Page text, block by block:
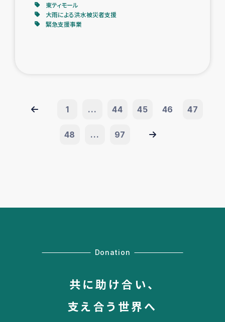
東ティモール
大雨による洪水被災者支援
緊急支援事業
1 ... 44 45 46 47
48 ... 97
Donation
共に助け合い、
支え合う世界へ